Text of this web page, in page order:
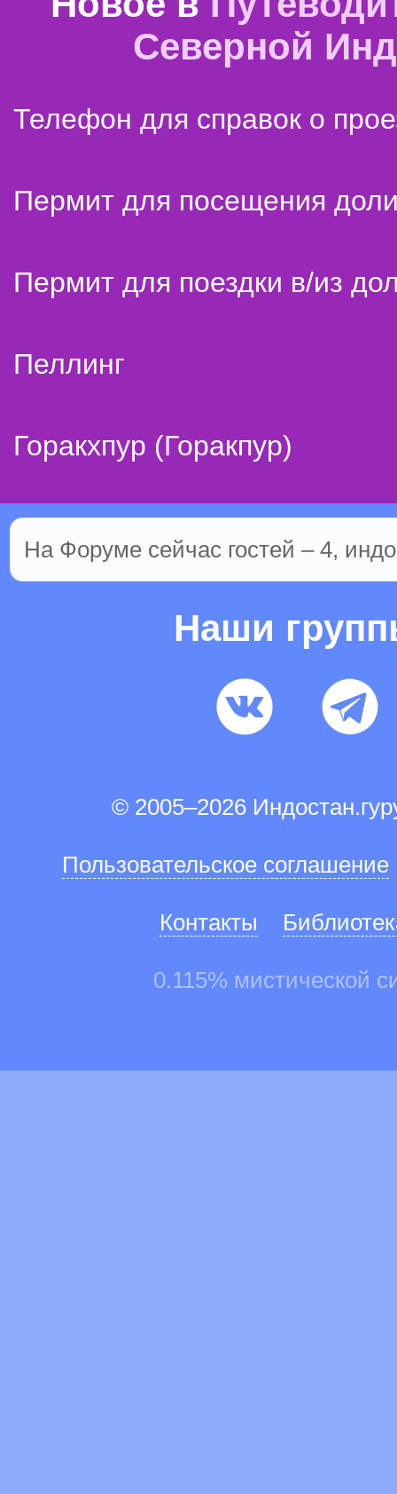
Северной
Телефон для справок о
Пермит для посещения
Пермит для поездки в/из
Пеллинг
Горакхпур (Горакпур)
На Форуме сейчас гостей – 4,
Наши
© 2005–2026
Пользовательское соглашение
Контакты
0.115% мистической